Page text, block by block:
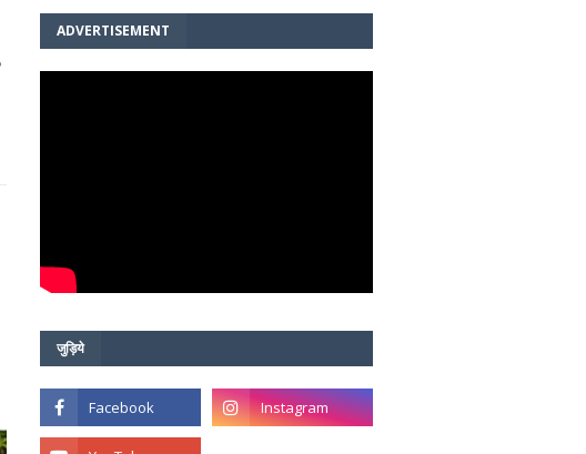
ADVERTISEMENT
जुड़िये